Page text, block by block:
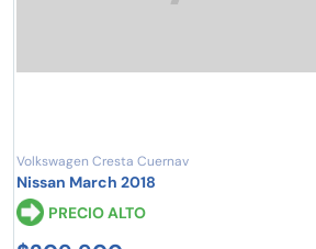
Volkswagen Cresta Cuernav
Nissan March 2018
PRECIO ALTO